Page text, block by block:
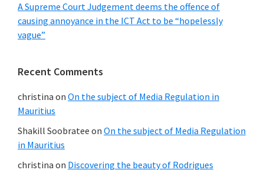
A Supreme Court Judgement deems the offence of
causing annoyance in the ICT Act to be “hopelessly
vague”
Recent Comments
christina on On the subject of Media Regulation in
Mauritius
Shakill Soobratee on On the subject of Media Regulation
in Mauritius
christina on Discovering the beauty of Rodrigues